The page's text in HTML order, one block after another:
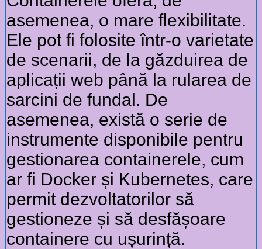
asemenea, o mare flexibilitate.
Ele pot fi folosite într-o varietate
de scenarii, de la găzduirea de
aplicații web până la rularea de
sarcini de fundal. De
asemenea, există o serie de
instrumente disponibile pentru
gestionarea containerele, cum
ar fi Docker și Kubernetes, care
permit dezvoltatorilor să
gestioneze și să desfășoare
containere cu ușurință.